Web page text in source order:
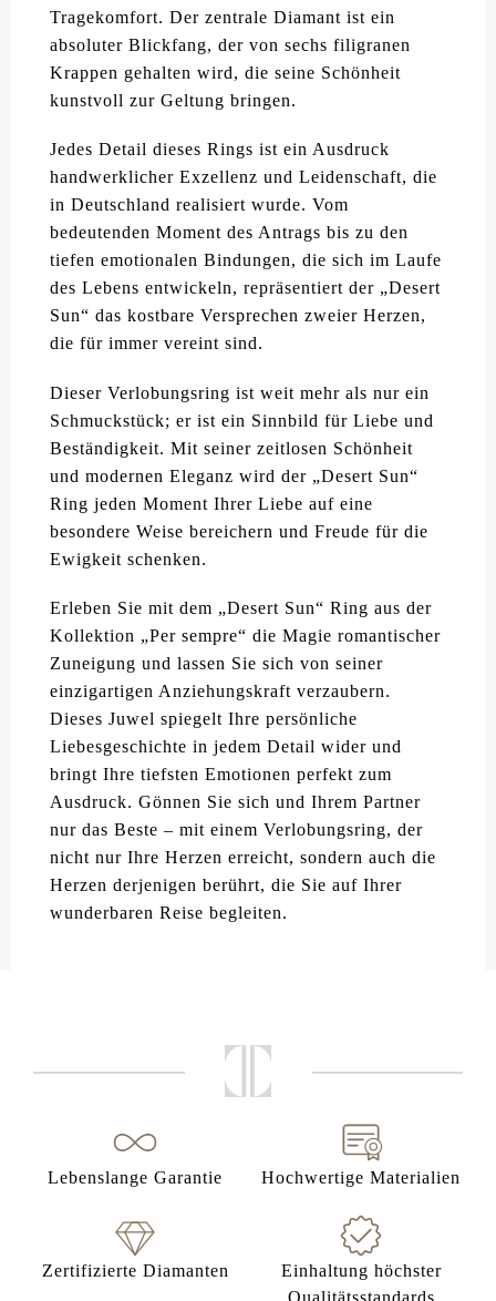
Tragekomfort. Der zentrale Diamant ist ein
absoluter Blickfang, der von sechs filigranen
Krappen gehalten wird, die seine Schönheit
kunstvoll zur Geltung bringen.
Jedes Detail dieses Rings ist ein Ausdruck
handwerklicher Exzellenz und Leidenschaft, die
in Deutschland realisiert wurde. Vom
bedeutenden Moment des Antrags bis zu den
tiefen emotionalen Bindungen, die sich im Laufe
des Lebens entwickeln, repräsentiert der „Desert
Sun“ das kostbare Versprechen zweier Herzen,
die für immer vereint sind.
Dieser Verlobungsring ist weit mehr als nur ein
Schmuckstück; er ist ein Sinnbild für Liebe und
Beständigkeit. Mit seiner zeitlosen Schönheit
und modernen Eleganz wird der „Desert Sun“
Ring jeden Moment Ihrer Liebe auf eine
besondere Weise bereichern und Freude für die
Ewigkeit schenken.
Erleben Sie mit dem „Desert Sun“ Ring aus der
Kollektion „Per sempre“ die Magie romantischer
Zuneigung und lassen Sie sich von seiner
einzigartigen Anziehungskraft verzaubern.
Dieses Juwel spiegelt Ihre persönliche
Liebesgeschichte in jedem Detail wider und
bringt Ihre tiefsten Emotionen perfekt zum
Ausdruck. Gönnen Sie sich und Ihrem Partner
nur das Beste – mit einem Verlobungsring, der
nicht nur Ihre Herzen erreicht, sondern auch die
Herzen derjenigen berührt, die Sie auf Ihrer
wunderbaren Reise begleiten.
Lebenslange Garantie Hochwertige Materialien
Zertifizierte Diamanten
Einhaltung höchster
Qualitätsstandards